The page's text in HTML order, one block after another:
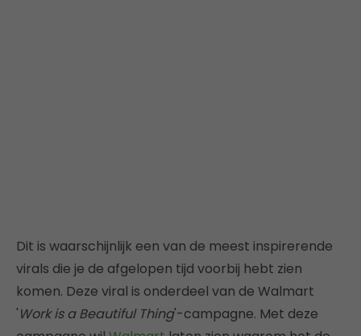
Dit is waarschijnlijk een van de meest inspirerende
virals die je de afgelopen tijd voorbij hebt zien
komen. Deze viral is onderdeel van de Walmart
'Work is a Beautiful Thing'-campagne. Met deze